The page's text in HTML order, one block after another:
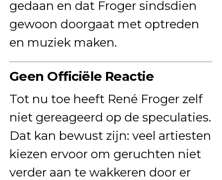
gedaan en dat Froger sindsdien
gewoon doorgaat met optreden
en muziek maken.
Geen Officiële Reactie
Tot nu toe heeft René Froger zelf
niet gereageerd op de speculaties.
Dat kan bewust zijn: veel artiesten
kiezen ervoor om geruchten niet
verder aan te wakkeren door er